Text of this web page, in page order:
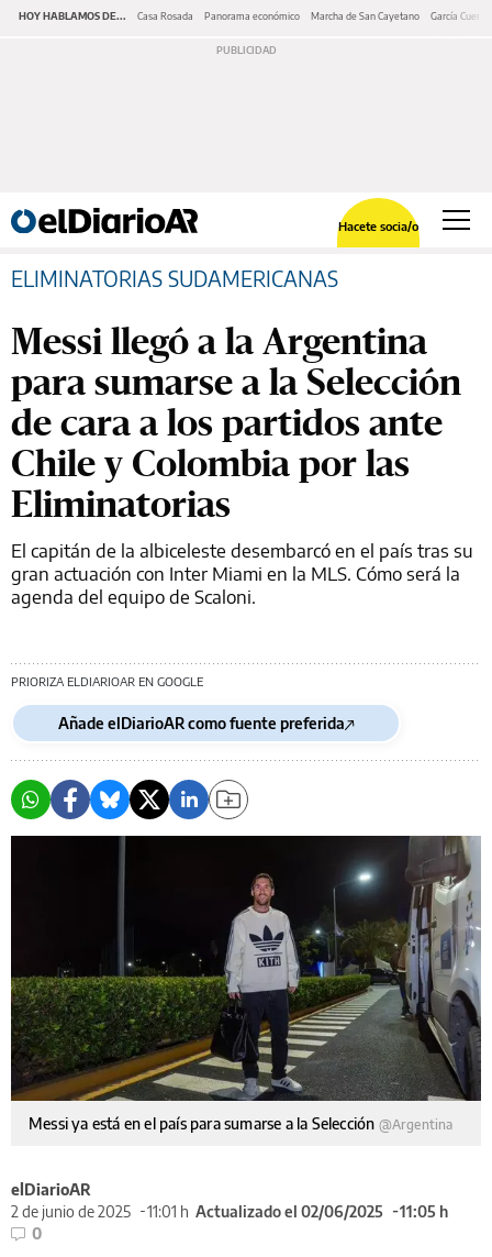
HOY HABLAMOS DE... Casa Rosada Panorama económico Marcha de San Cayetano García Cuerva
Hacete socia/o
ELIMINATORIAS SUDAMERICANAS
Messi llegó a la Argentina
para sumarse a la Selección
de cara a los partidos ante
Chile y Colombia por las
Eliminatorias
El capitán de la albiceleste desembarcó en el país tras su
gran actuación con Inter Miami en la MLS. Cómo será la
agenda del equipo de Scaloni.
PRIORIZA ELDIARIOAR EN GOOGLE
Añade elDiarioAR como fuente preferida
Messi ya está en el país para sumarse a la Selección @Argentina
elDiarioAR
2 de junio de 2025
11:01 h Actualizado el 02/06/2025
11:05 h
0